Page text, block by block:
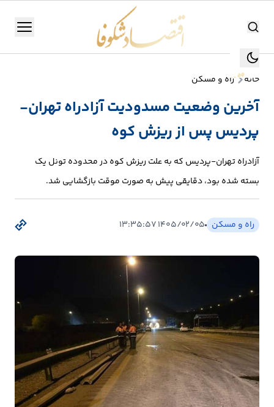
جستجو جستجو
منو
تولید
صنعت
انرژی
بانک،
اقتصاد
جهان
بازار
و
تجارت
خانه راه و مسکن
آخرین وضعیت مسدودیت آزادراه تهران-
پردیس پس از ریزش کوه
آزادراه تهران-پردیس که به علت ریزش کوه در محدوده تونل یک
بسته شده بود، دقایقی پیش به صورت موقت بازگشایی شد.
راه و مسکن ۱۴۰۵/۰۲/۰۵ ۱۳:۳۵:۵۷